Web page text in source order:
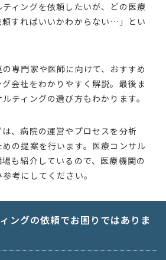
ティングを依頼したいが、どの医療
頼すればいいかわからない…」とい
専門家や医師に向けて、おすすめ
会社をわかりやすく解説。最後ま
ティングの選び方もわかります。
、病院の運営やプロセスを分析
の提案を行います。医療コンサル
も紹介しているので、医療機関の
考にしてください。
ングの依頼でお困りではありま